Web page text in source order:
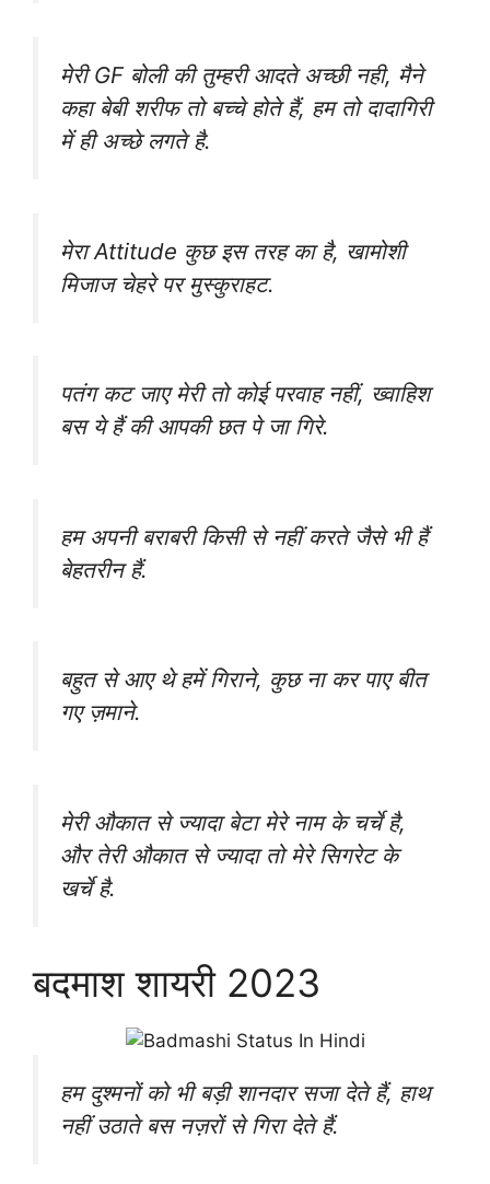
मेरी GF बोली की तुम्हरी आदते अच्छी नही, मैने
कहा बेबी शरीफ तो बच्चे होते हैं, हम तो दादागिरी
में ही अच्छे लगते है.
मेरा Attitude कुछ इस तरह का है, खामोशी
मिजाज चेहरे पर मुस्कुराहट.
पतंग कट जाए मेरी तो कोई परवाह नहीं, ख्वाहिश
बस ये हैं की आपकी छत पे जा गिरे.
हम अपनी बराबरी किसी से नहीं करते जैसे भी हैं
बेहतरीन हैं.
बहुत से आए थे हमें गिराने, कुछ ना कर पाए बीत
गए ज़माने.
मेरी औकात से ज्यादा बेटा मेरे नाम के चर्चे है,
और तेरी औकात से ज्यादा तो मेरे सिगरेट के
खर्चे है.
बदमाश शायरी 2023
हम दुश्मनों को भी बड़ी शानदार सजा देते हैं, हाथ
नहीं उठाते बस नज़रों से गिरा देते हैं.